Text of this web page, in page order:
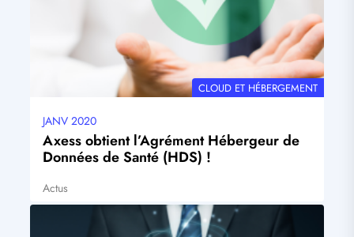
THÉMATIQUE
CLOUD ET HÉBERGEMENT
Date
mise
à
jour
JANV 2020
Axess obtient l’Agrément Hébergeur de
Données de Santé (HDS) !
Tags
Actus